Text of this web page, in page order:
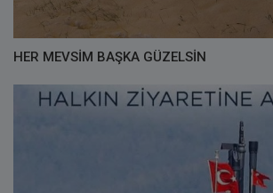
HER MEVSİM BAŞKA GÜZELSİN